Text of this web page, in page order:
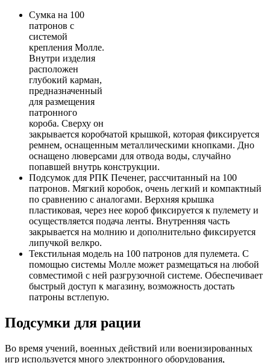
Сумка на 100
патронов с
системой
крепления Молле.
Внутри изделия
расположен
глубокий карман,
предназначенный
для размещения
патронного
короба. Сверху он
закрывается коробчатой крышкой, которая фиксируется
ремнем, оснащенным металлическими кнопками. Дно
оснащено люверсами для отвода воды, случайно
попавшей внутрь конструкции.
Подсумок для РПК Печенег, рассчитанный на 100
патронов. Мягкий коробок, очень легкий и компактный
по сравнению с аналогами. Верхняя крышка
пластиковая, через нее короб фиксируется к пулемету и
осуществляется подача ленты. Внутренняя часть
закрывается на молнию и дополнительно фиксируется
липучкой велкро.
Текстильная модель на 100 патронов для пулемета. С
помощью системы Молле может размещаться на любой
совместимой с ней разгрузочной системе. Обеспечивает
быстрый доступ к магазину, возможность достать
патроны встлепую.
Подсумки для рации
Во время учений, военных действий или военизированных
игр используется много электронного оборудования,